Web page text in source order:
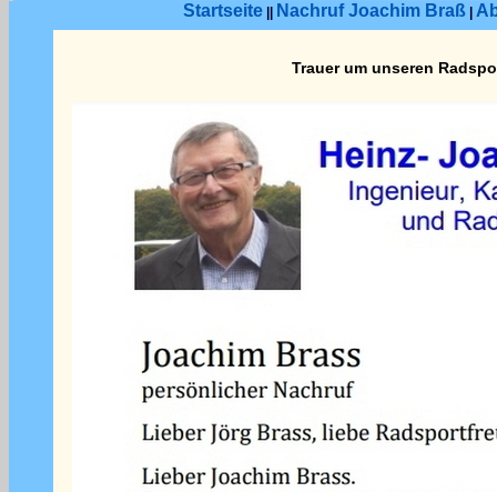
Startseite Nachruf Joachim Braß
Trauer um unseren